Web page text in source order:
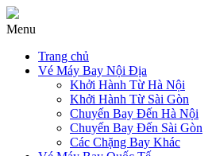
Menu
Trang chủ
Vé Máy Bay Nội Địa
Khởi Hành Từ Hà Nội
Khởi Hành Từ Sài Gòn
Chuyến Bay Đến Hà Nội
Chuyến Bay Đến Sài Gòn
Các Chặng Bay Khác